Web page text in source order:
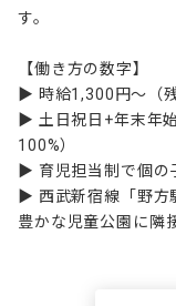
す。
【働き方の数字】
▶ 時給1,300円～（
▶ 土日祝日+年末年
100%）
▶ 育児担当制で個の
▶ 西武新宿線「野方
豊かな児童公園に隣